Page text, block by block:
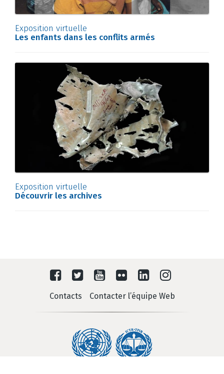
Exposition virtuelle
Les enfants dans les conflits armés
Exposition virtuelle
Découvrir les archives
Contacts Contacter l’équipe Web